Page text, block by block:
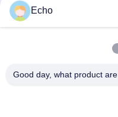
Super 1.8mmx0.2mm UL
ลสําหรับมอเตอร์
UEWH ลวดทองแดงอาบน้ำ
Echo
Good day, what product